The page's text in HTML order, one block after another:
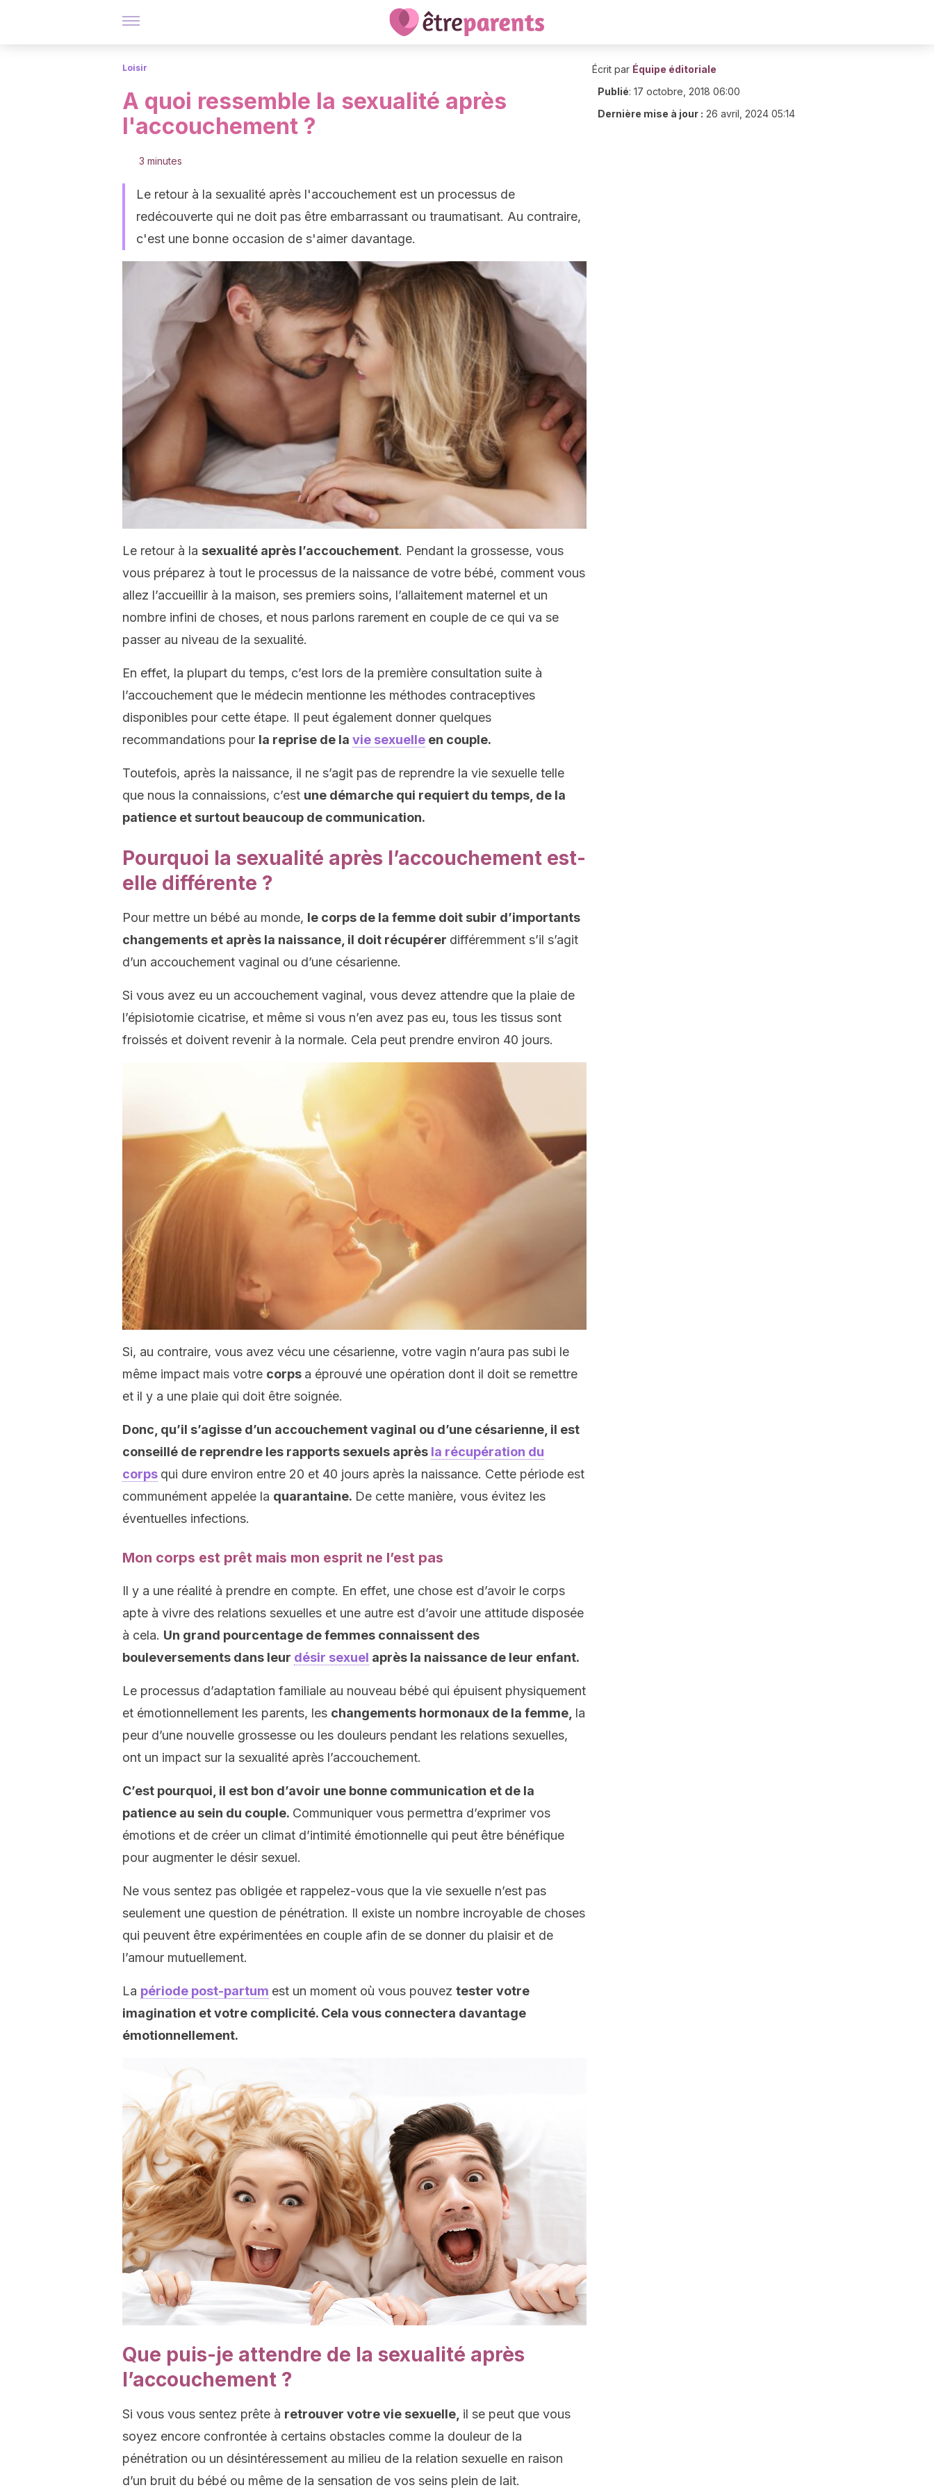
Loisir
A quoi ressemble la sexualité après
l'accouchement ?
3 minutes
Le retour à la sexualité après l'accouchement est un processus de
redécouverte qui ne doit pas être embarrassant ou traumatisant. Au contraire,
c'est une bonne occasion de s'aimer davantage.
Le retour à la sexualité après l’accouchement. Pendant la grossesse, vous
vous préparez à tout le processus de la naissance de votre bébé, comment vous
allez l’accueillir à la maison, ses premiers soins, l’allaitement maternel et un
nombre infini de choses, et nous parlons rarement en couple de ce qui va se
passer au niveau de la sexualité.
En effet, la plupart du temps, c’est lors de la première consultation suite à
l’accouchement que le médecin mentionne les méthodes contraceptives
disponibles pour cette étape. Il peut également donner quelques
recommandations pour la reprise de la vie sexuelle en couple.
Toutefois, après la naissance, il ne s’agit pas de reprendre la vie sexuelle telle
que nous la connaissions, c’est une démarche qui requiert du temps, de la
patience et surtout beaucoup de communication.
Pourquoi la sexualité après l’accouchement est-
elle différente ?
Pour mettre un bébé au monde, le corps de la femme doit subir d’importants
changements et après la naissance, il doit récupérer différemment s’il s’agit
d’un accouchement vaginal ou d’une césarienne.
Si vous avez eu un accouchement vaginal, vous devez attendre que la plaie de
l’épisiotomie cicatrise, et même si vous n’en avez pas eu, tous les tissus sont
froissés et doivent revenir à la normale. Cela peut prendre environ 40 jours.
Si, au contraire, vous avez vécu une césarienne, votre vagin n’aura pas subi le
même impact mais votre corps a éprouvé une opération dont il doit se remettre
et il y a une plaie qui doit être soignée.
Donc, qu’il s’agisse d’un accouchement vaginal ou d’une césarienne, il est
conseillé de reprendre les rapports sexuels après la récupération du
corps qui dure environ entre 20 et 40 jours après la naissance. Cette période est
communément appelée la quarantaine. De cette manière, vous évitez les
éventuelles infections.
Mon corps est prêt mais mon esprit ne l’est pas
Il y a une réalité à prendre en compte. En effet, une chose est d’avoir le corps
apte à vivre des relations sexuelles et une autre est d’avoir une attitude disposée
à cela. Un grand pourcentage de femmes connaissent des
bouleversements dans leur désir sexuel après la naissance de leur enfant.
Le processus d’adaptation familiale au nouveau bébé qui épuisent physiquement
et émotionnellement les parents, les changements hormonaux de la femme, la
peur d’une nouvelle grossesse ou les douleurs pendant les relations sexuelles,
ont un impact sur la sexualité après l’accouchement.
C’est pourquoi, il est bon d’avoir une bonne communication et de la
patience au sein du couple. Communiquer vous permettra d’exprimer vos
émotions et de créer un climat d’intimité émotionnelle qui peut être bénéfique
pour augmenter le désir sexuel.
Ne vous sentez pas obligée et rappelez-vous que la vie sexuelle n’est pas
seulement une question de pénétration. Il existe un nombre incroyable de choses
qui peuvent être expérimentées en couple afin de se donner du plaisir et de
l’amour mutuellement.
La période post-partum est un moment où vous pouvez tester votre
imagination et votre complicité. Cela vous connectera davantage
émotionnellement.
Que puis-je attendre de la sexualité après
l’accouchement ?
Si vous vous sentez prête à retrouver votre vie sexuelle, il se peut que vous
soyez encore confrontée à certains obstacles comme la douleur de la
pénétration ou un désintéressement au milieu de la relation sexuelle en raison
d’un bruit du bébé ou même de la sensation de vos seins plein de lait.
Écrit par Équipe éditoriale
Publié: 17 octobre, 2018 06:00
Dernière mise à jour : 26 avril, 2024 05:14